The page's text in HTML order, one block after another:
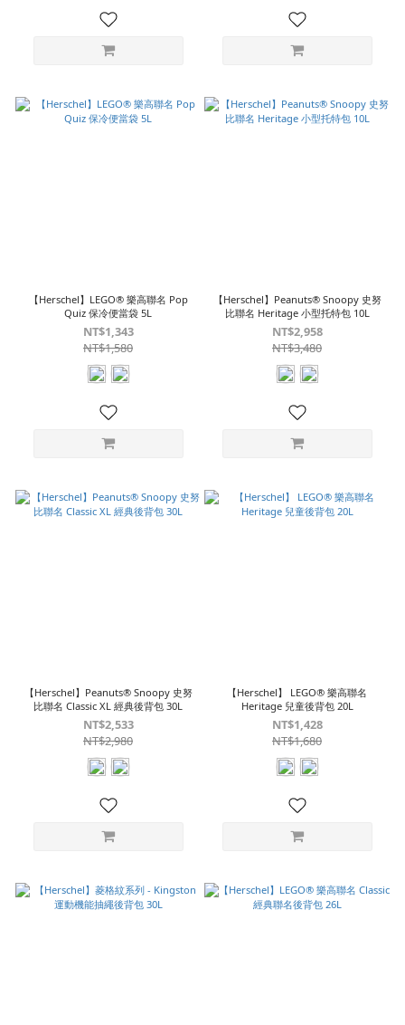
【Herschel】LEGO® 樂高聯名 Pop
Quiz 保冷便當袋 5L
NT$1,343
NT$1,580
【Herschel】Peanuts® Snoopy 史努
比聯名 Heritage 小型托特包 10L
NT$2,958
NT$3,480
【Herschel】Peanuts® Snoopy 史努
比聯名 Classic XL 經典後背包 30L
NT$2,533
NT$2,980
【Herschel】 LEGO® 樂高聯名
Heritage 兒童後背包 20L
NT$1,428
NT$1,680